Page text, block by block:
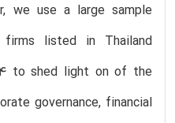
we use a large sample
firms listed in Thailand
to shed light on of the
governance, financial